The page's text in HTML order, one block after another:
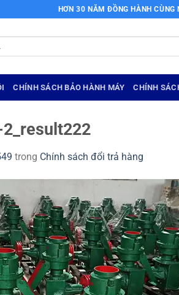
HƠN 30 NĂM ĐỒNG HÀNH CÙNG
CHÍNH SÁCH BẢO HÀNH MÁY CHÍNH
trong Chính sách đổi trả hàng